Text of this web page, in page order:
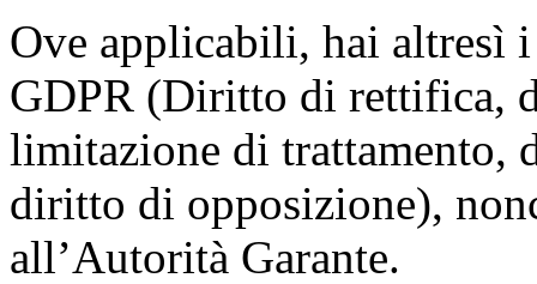
Ove applicabili, hai
GDPR (Diritto di rettifica,
limitazione di trattamento,
diritto di opposizione),
all’Autorità Garante.